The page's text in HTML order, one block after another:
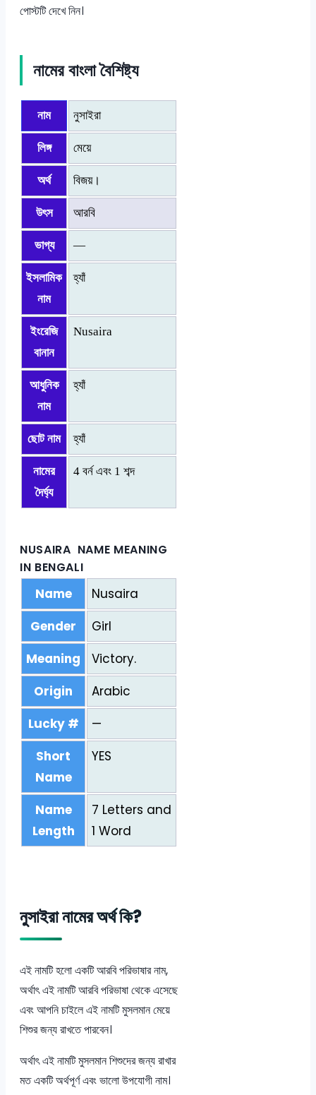
পোস্টটি দেখে নিন।
নামের বাংলা বৈশিষ্ট্য
নাম নুসাইরা
লিঙ্গ মেয়ে
অর্থ বিজয়।
উৎস আরবি
ভাগ্য —
ইসলামিক
নাম
হ্যাঁ
ইংরেজি
বানান
Nusaira
আধুনিক
নাম
হ্যাঁ
ছোট নাম হ্যাঁ
নামের
দৈর্ঘ্য
4 বর্ন এবং 1 শব্দ
NUSAIRA NAME MEANING
IN BENGALI
Name
Nusaira
Gender
Girl
Meaning
Victory.
Origin
Arabic
Lucky #
—
Short
Name
YES
Name
Length
7 Letters and
1 Word
নুসাইরা নামের অর্থ কি?
এই নামটি হলো একটি আরবি পরিভাষার নাম,
অর্থাৎ এই নামটি আরবি পরিভাষা থেকে এসেছে
এবং আপনি চাইলে এই নামটি মুসলমান মেয়ে
শিশুর জন্য রাখতে পারবেন।
অর্থাৎ এই নামটি মুসলমান শিশুদের জন্য রাখার
মত একটি অর্থপূর্ণ এবং ভালো উপযোগী নাম।